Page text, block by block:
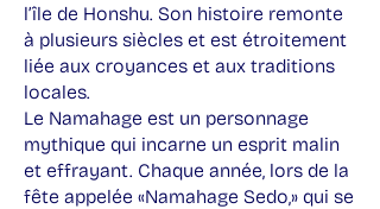
l’île de Honshu. Son histoire remonte
à plusieurs siècles et est étroitement
liée aux croyances et aux traditions
locales.
Le Namahage est un personnage
mythique qui incarne un esprit malin
et effrayant. Chaque année, lors de la
fête appelée «Namahage Sedo,» qui se